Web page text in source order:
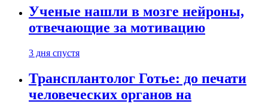
Ученые нашли в мозге нейроны,
отвечающие за мотивацию
3 дня спустя
Трансплантолог Готье: до печати
человеческих органов на